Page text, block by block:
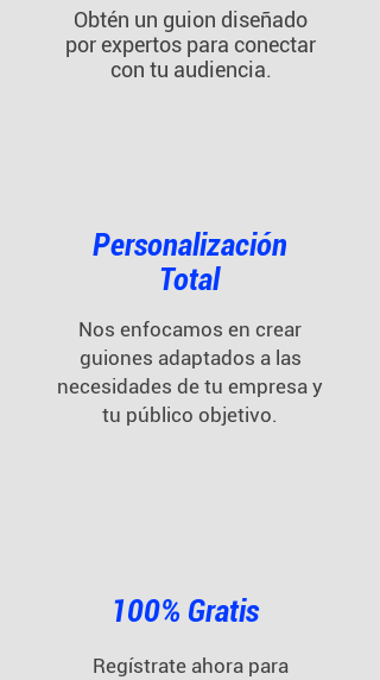
Obtén un guion diseñado
por expertos para conectar
con tu audiencia.
Personalización
Total
Nos enfocamos en crear
guiones adaptados a las
necesidades de tu empresa y
tu público objetivo.
100% Gratis
Regístrate ahora para